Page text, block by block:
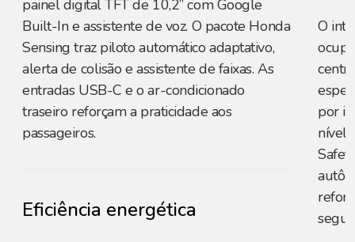
painel digital TFT de 10,2” com Google
Built-In e assistente de voz. O pacote Honda
Sensing traz piloto automático adaptativo,
alerta de colisão e assistente de faixas. As
entradas USB-C e o ar-condicionado
traseiro reforçam a praticidade aos
passageiros.
Eficiência energética
O
por
nível